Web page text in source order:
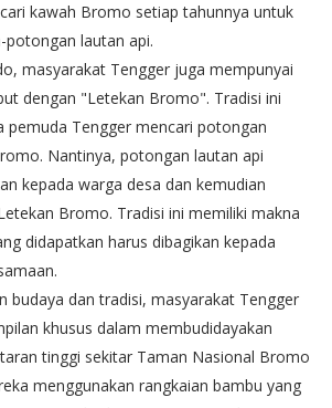
kawah Bromo setiap tahunnya untuk
lautan api.
masyarakat Tengger juga mempunyai
dengan "Letekan Bromo". Tradisi ini
pemuda Tengger mencari potongan
Nantinya, potongan lautan api
kepada warga desa dan kemudian
Bromo. Tradisi ini memiliki makna
didapatkan harus dibagikan kepada
budaya dan tradisi, masyarakat Tengger
khusus dalam membudidayakan
tinggi sekitar Taman Nasional Bromo
menggunakan rangkaian bambu yang